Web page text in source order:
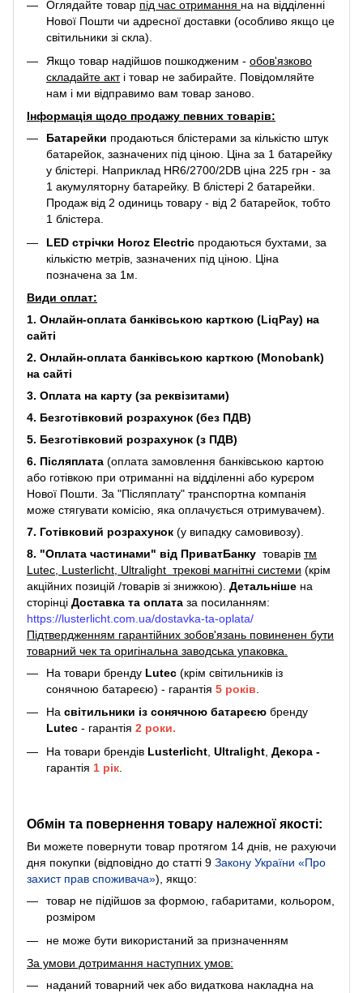
Оглядайте товар під час отримання на на відділенні
Нової Пошти чи адресної доставки (особливо якщо це
світильники зі скла).
Якщо товар надійшов пошкодженим - обов'язково
складайте акт і товар не забирайте. Повідомляйте
нам і ми відправимо вам товар заново.
Інформація щодо продажу певних товарів:
Батарейки продаються блістерами за кількістю штук
батарейок, зазначених під ціною. Ціна за 1 батарейку
у блістері. Наприклад HR6/2700/2DB ціна 225 грн - за
1 акумуляторну батарейку. В блістері 2 батарейки.
Продаж від 2 одиниць товару - від 2 батарейок, тобто
1 блістера.
LED стрічки Horoz Electric продаються бухтами, за
кількістю метрів, зазначених під ціною. Ціна
позначена за 1м.
Види оплат:
1. Онлайн-оплата банківською карткою (LiqPay) на
сайті
2. Онлайн-оплата банківською карткою (Monobank)
на сайті
3. Оплата на карту (за реквізитами)
4. Безготівковий розрахунок (без ПДВ)
5. Безготівковий розрахунок (з ПДВ)
6. Післяплата (оплата замовлення банківською картою
або готівкою при отриманні на відділенні або курєром
Нової Пошти. За "Післяплату" транспортна компанія
може стягувати комісію, яка оплачується отримувачем).
7. Готівковий розрахунок (у випадку самовивозу).
8. "Оплата частинами" від ПриватБанку товарів тм
Lutec, Lusterlicht, Ultralight трекові магнітні системи (крім
акційних позицій /товарів зі знижкою). Детальніше на
сторінці Доставка та оплата за посиланням:
https://lusterlicht.com.ua/dostavka-ta-oplata/
Підтвердженням гарантійних зобов'язань повиненен бути
товарний чек та оригінальна заводська упаковка.
На товари бренду Lutec (крім світильників із
сонячною батареєю) - гарантія 5 років
На світильники із сонячною батареєю бренду
Lutec - гарантія 2 роки.
На товари брендів Lusterlicht Ultralight Декора -
гарантія 1 рік
Обмін та повернення товару належної якості:
Ви можете повернути товар протягом 14 днів, не рахуючи
дня покупки (відповідно до статті 9 Закону України «Про
захист прав споживача»), якщо:
товар не підійшов за формою, габаритами, кольором,
розміром
не може бути використаний за призначенням
За умови дотримання наступних умов:
наданий товарний чек або видаткова накладна на